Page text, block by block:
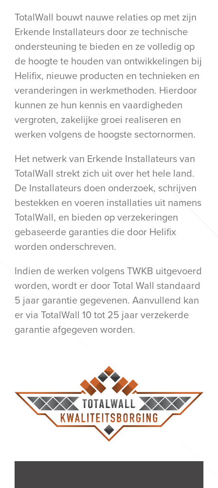
TotalWall bouwt nauwe relaties op met zijn
Erkende Installateurs door ze technische
ondersteuning te bieden en ze volledig op
de hoogte te houden van ontwikkelingen bij
Helifix, nieuwe producten en technieken en
veranderingen in werkmethoden. Hierdoor
kunnen ze hun kennis en vaardigheden
vergroten, zakelijke groei realiseren en
werken volgens de hoogste sectornormen.
Het netwerk van Erkende Installateurs van
TotalWall strekt zich uit over het hele land.
De Installateurs doen onderzoek, schrijven
bestekken en voeren installaties uit namens
TotalWall, en bieden op verzekeringen
gebaseerde garanties die door Helifix
worden onderschreven.
Indien de werken volgens TWKB uitgevoerd
worden, wordt er door Total Wall standaard
5 jaar garantie gegevenen. Aanvullend kan
er via TotalWall 10 tot 25 jaar verzekerde
garantie afgegeven worden.